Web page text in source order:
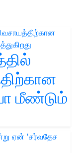
மீண்டும்